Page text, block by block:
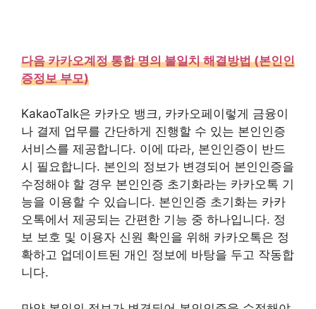
다음 카카오계정 통합 명의 불일치 해결방법 (본인인
증정보 부모)
KakaoTalk은 카카오 뱅크, 카카오페이렇게 금융이
나 결제 업무를 간단하게 진행할 수 있는 본인인증
서비스를 제공합니다. 이에 따라, 본인인증이 반드
시 필요합니다. 본인의 정보가 변경되어 본인인증을
수정해야 할 경우 본인인증 초기화라는 카카오톡 기
능을 이용할 수 있습니다. 본인인증 초기화는 카카
오톡에서 제공되는 간편한 기능 중 하나입니다. 정
보 보호 및 이용자 신원 확인을 위해 카카오톡은 정
확하고 업데이트된 개인 정보에 바탕을 두고 작동합
니다.